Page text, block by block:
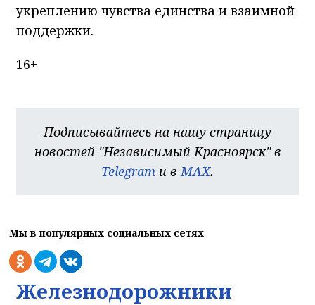
укреплению чувства единства и взаимной
поддержки.
16+
Подписывайтесь на нашу страницу
новостей "Независимый Красноярск" в
Telegram и в MAX.
Мы в популярных социальных сетях
Железнодорожники